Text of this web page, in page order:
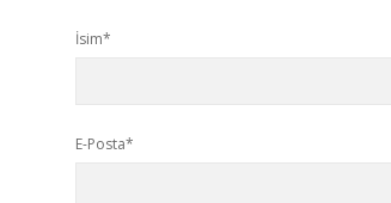
İsim*
E-Posta*